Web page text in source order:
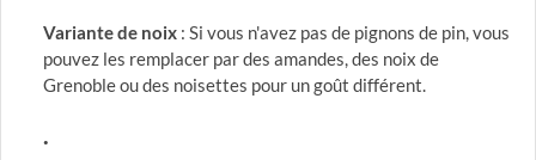
Variante de noix : Si vous n'avez pas de pignons de pin, vous
pouvez les remplacer par des amandes, des noix de
Grenoble ou des noisettes pour un goût différent.